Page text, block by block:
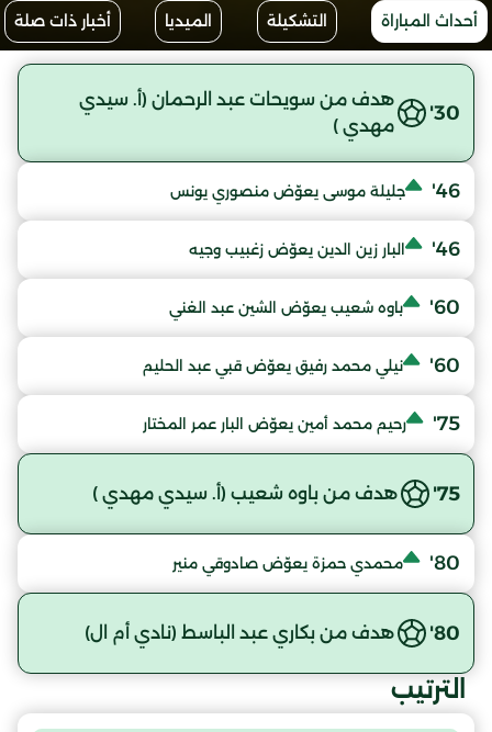
أحداث المباراة التشكيلة الميديا أخبار ذات صلة
30'
هدف من سويحات عبد الرحمان (أ. سيدي
مهدي )
46' جليلة موسى يعوّض منصوري يونس
46' البار زين الدين يعوّض زغبيب وجيه
60' باوه شعيب يعوّض الشين عبد الغني
60' نيلي محمد رفيق يعوّض قبي عبد الحليم
75' رحيم محمد أمين يعوّض البار عمر المختار
75' هدف من باوه شعيب (أ. سيدي مهدي )
80' محمدي حمزة يعوّض صادوقي منير
80' هدف من بكاري عبد الباسط (نادي أم ال)
الترتيب